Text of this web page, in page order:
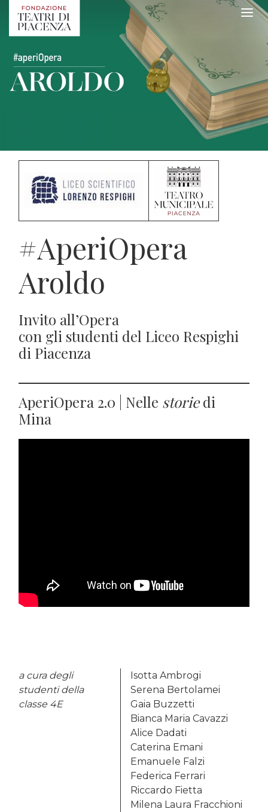
#AperiOpera
Aroldo
Invito all’Opera
con gli studenti del Liceo Respighi
di Piacenza
AperiOpera 2.0 | Nelle storiedi
Mina
a cura degli
studenti della
classe 4E
Isotta Ambrogi
Serena Bertolamei
Gaia Buzzetti
Bianca Maria Cavazzi
Alice Dadati
Caterina Emani
Emanuele Falzi
Federica Ferrari
Riccardo Fietta
Milena Laura Fracchioni